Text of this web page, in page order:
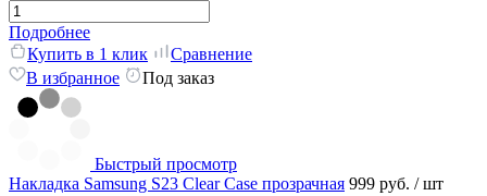
Подробнее
Купить в 1 клик
Сравнение
В избранное
Под заказ
Быстрый просмотр
Накладка Samsung S23 Clear Case прозрачная 999 руб. / шт